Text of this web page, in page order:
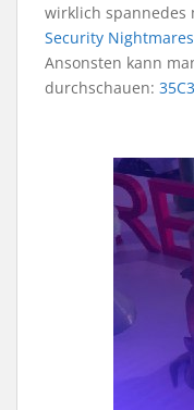
wirklich spannedes
Security
Ansonsten kann
durchschauen: